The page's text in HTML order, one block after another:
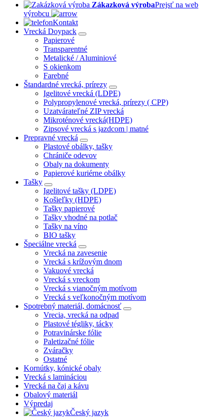
Zákazková výrobaPrejsť na web
výrobcu
Kontakt
Vrecká Doypack
Papierové
Transparentné
Metalické / Aluminiové
S okienkom
Farebné
Štandardné vrecká, prírezy
Igelitové vrecká (LDPE)
Polypropylenové vrecká, prírezy ( CPP)
Uzatvárateľné ZIP vrecká
Mikroténové vrecká(HDPE)
Zipsové vrecká s jazdcom | matné
Prepravné vrecká
Plastové obálky, tašky
Chrániče odevov
Obaly na dokumenty
Papierové kuriérne obálky
Tašky
Igelitové tašky (LDPE)
Košieľky (HDPE)
Tašky papierové
Tašky vhodné na potlač
Tašky na víno
BIO tašky
Špeciálne vrecká
Vrecká na zavesenie
Vrecká s krížovým dnom
Vakuové vrecká
Vrecká s vreckom
Vrecká s vianočným motívom
Vrecká s veľkonočným motívom
Spotrebný materiál, domácnosť
Vrecia, vrecká na odpad
Plastové tégliky, tácky
Potravinárske fólie
Paletizačné fólie
Zváračky
Ostatné
Kornútky, kónické obaly
Vrecká s lamináciou
Vrecká na čaj a kávu
Obalový materiál
Výpredaj
Český jazyk